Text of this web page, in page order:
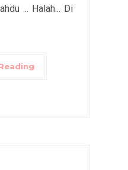
... Halah... Di